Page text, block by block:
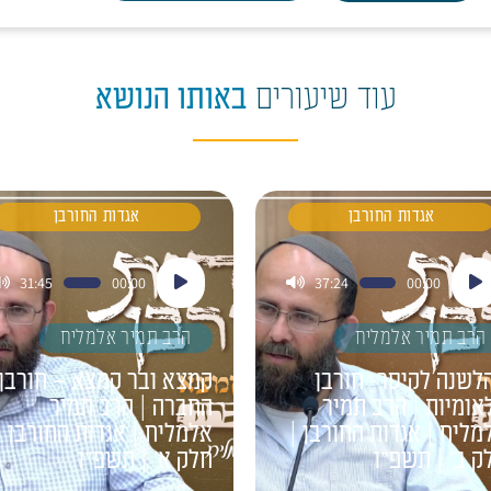
עוד שיעורים באותו הנושא
אגדות החורבן
00:00
37:24
הרב תמיר אלמליח
לקיסר- חורבן
| הרב תמיר
| אגדות החורבן |
ב' | תשפ"ו
אגדות החורבן
נגן
אודיו
00:00
31:45
הרב תמיר אלמליח
קמצא ובר קמצא –
החברה | הרב תמיר
אלמליח | אגדות
חלק א' | תשפ"ו